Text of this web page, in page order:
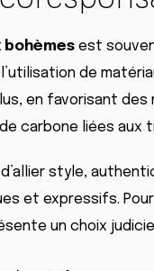
bohèmes est
de
en favorisant
carbone liées aux
style,
et expressifs.
un choix